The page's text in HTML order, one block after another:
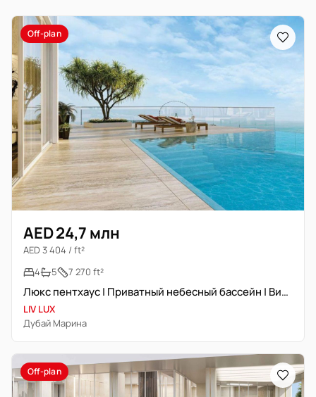
Off-plan
AED 24,7 млн
AED 3 404 / ft²
4
5 7 270 ft²
Люкс пентхаус | Приватный небесный бассейн | Вид на море
LIV LUX
Дубай Марина
Off-plan